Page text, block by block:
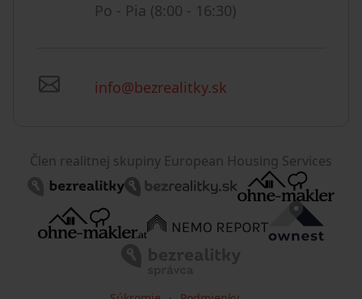
Po - Pia (8:00 - 16:30)
info@bezrealitky.sk
Člen realitnej skupiny European Housing Services